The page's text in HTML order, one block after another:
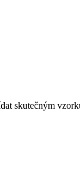
skutečným